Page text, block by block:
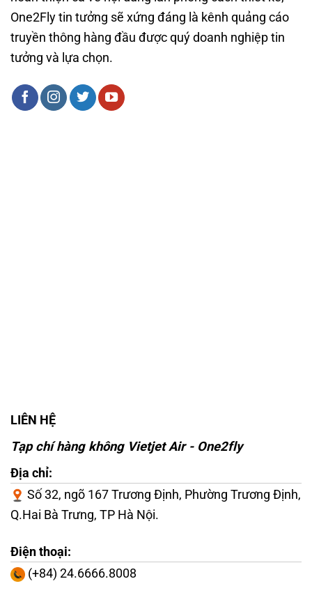
One2Fly tin tưởng sẽ xứng đáng là kênh quảng cáo
truyền thông hàng đầu được quý doanh nghiệp tin
tưởng và lựa chọn.
LIÊN HỆ
Tạp chí hàng không Vietjet Air - One2fly
Địa chỉ:
Số 32, ngõ 167 Trương Định, Phường Trương Định,
Q.Hai Bà Trưng, TP Hà Nội.
Điện thoại:
(+84) 24.6666.8008